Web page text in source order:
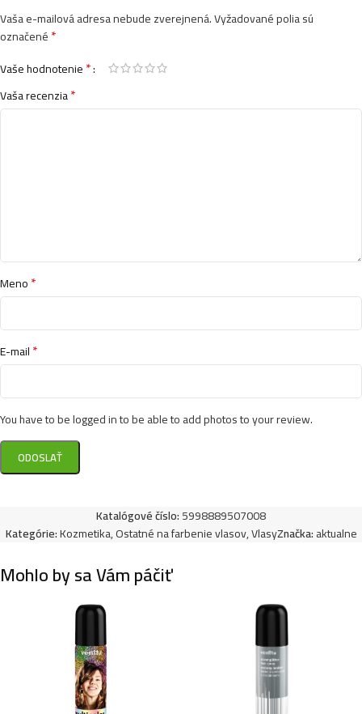
Vaša e-mailová adresa nebude zverejnená.Vyžadované polia sú
označené*
Vaše hodnotenie*
Vaša recenzia*
Meno*
E-mail*
You have to be logged in to be able to add photos to your review.
Katalógové číslo:5998889507008
Kategórie:Kozmetika,Ostatné na farbenie vlasov,VlasyZnačka:aktualne
Mohlo by sa Vám páčiť